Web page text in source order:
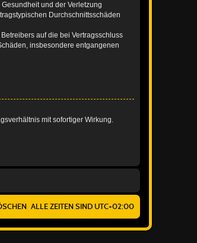
und der Verletzung
Durchschnittsschäden
auf die bei Vertragsschluss
insbesondere entgangenen
mit sofortiger Wirkung.
ALLE ZEITEN SIND UTC+02:00